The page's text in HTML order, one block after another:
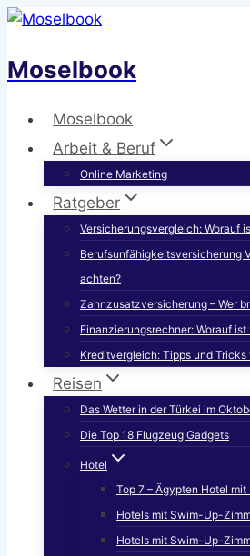
Zum
springen
Moselbook
Moselbook
Arbeit & Beruf
Online Marketing
Ratgeber
Versicherungsvergleich: Worauf
Berufsunfähigkeitsversicherung
achten?
Zahnzusatzversicherung – Wer
Finanzierungsrechner: Worauf
Kreditvergleich: Tipps und Tricks
Reisen
Das Wetter in der Türkei im
Die Top 18 Flugzeug Gadgets
Hotel
Top 7 – Ägypten Hotel mit
Hotels mit Swim-Up-
Hotels mit Swim-Up-